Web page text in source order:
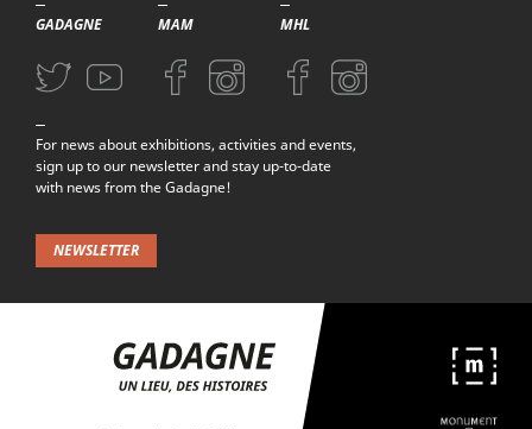
GADAGNE
Aller sur la page Twitter (nouvelle fenetre)
Aller sur la page Youtube (nouvelle fenetre)
MAM
Aller sur la page Facebook (nouvelle fenetre)
Aller sur la page Instagram (nouvelle fenetre)
MHL
Aller sur la page Facebook (nouvelle
Aller sur la page Instagram
For news about exhibitions, activities and events,
sign up to our newsletter and stay up-to-date
with news from the Gadagne!
NEWSLETTER